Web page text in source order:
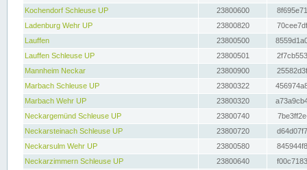
Kochendorf Schleuse UP
23800600
Ladenburg Wehr UP
23800820
Lauffen
23800500
Lauffen Schleuse UP
23800501
Mannheim Neckar
23800900
Marbach Schleuse UP
23800322
Marbach Wehr UP
23800320
Neckargemünd Schleuse UP
23800740
Neckarsteinach Schleuse UP
23800720
Neckarsulm Wehr UP
23800580
Neckarzimmern Schleuse UP
23800640